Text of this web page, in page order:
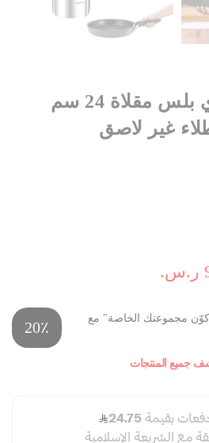
تيفال إنجينيو إيزي بلس مقلاة 24 سم
غير لاصق
مجموعتك الخاصة" مع
20٪
جميع المنتجات